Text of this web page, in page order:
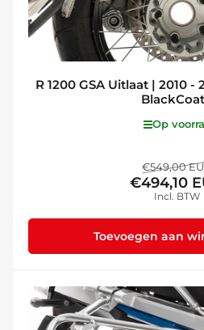
R 1200 GSA Uitlaat | 2010 -
Op
Normale
prijs
€549,00
€494,10
Incl. BTW
Toevoegen aan